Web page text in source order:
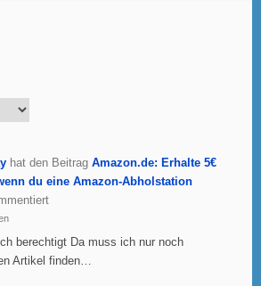
hat den Beitrag Amazon.de: Erhalte 5€
du eine Amazon-Abholstation
berechtigt Da muss ich nur noch
Artikel finden…